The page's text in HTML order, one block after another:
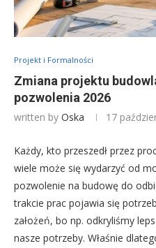
Projekt i Formalności
Zmiana projektu
pozwolenia 2026
written by Oska 17
Każdy, kto przeszedł przez
wiele może się wydarzyć od
pozwolenie na budowę do
trakcie prac pojawia się
założeń, bo np. odkryliśmy
nasze potrzeby. Właśnie